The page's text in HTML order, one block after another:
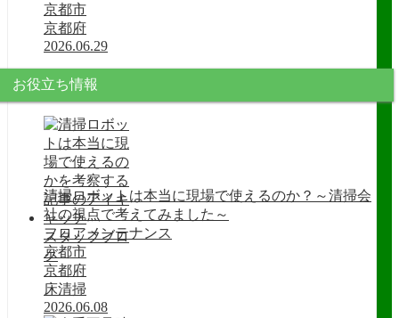
京都市
京都府
2026.06.29
お役立ち情報
スタッフブロ
グ
清掃ロボットは本当に現場で使えるのか？～清掃会
社の視点で考えてみました～
フロアメンテナンス
京都市
京都府
床清掃
2026.06.08